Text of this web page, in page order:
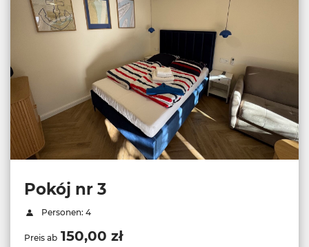
Pokój nr 3
Personen: 4
Preis ab 150,00 zł